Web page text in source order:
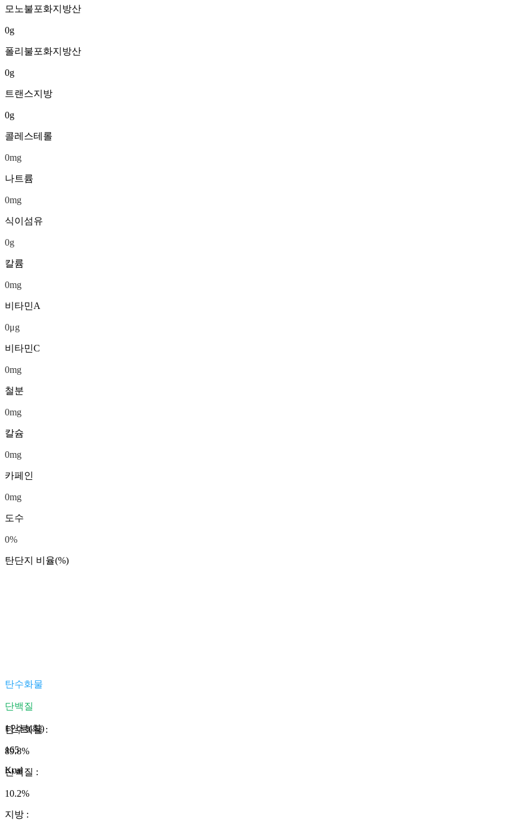
모노불포화지방산
0g
폴리불포화지방산
0g
트랜스지방
0g
콜레스테롤
0mg
나트륨
0mg
식이섬유
0g
칼륨
0mg
비타민A
0μg
비타민C
0mg
철분
0mg
칼슘
0mg
카페인
0mg
도수
0%
탄단지 비율(%)
탄수화물
단백질
1인분(회)
165
Kcal
탄수화물:
89.8%
단백질 :
10.2%
지방 :